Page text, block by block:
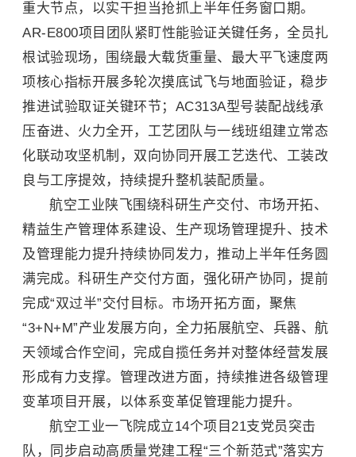
重大节点，以实干担当抢抓上半年任务窗口期。
AR-E800项目团队紧盯性能验证关键任务，全员扎
根试验现场，围绕最大载货重量、最大平飞速度两
项核心指标开展多轮次摸底试飞与地面验证，稳步
推进试验取证关键环节；AC313A型号装配战线承
压奋进、火力全开，工艺团队与一线班组建立常态
化联动攻坚机制，双向协同开展工艺迭代、工装改
良与工序提效，持续提升整机装配质量。
航空工业陕飞围绕科研生产交付、市场开拓、
精益生产管理体系建设、生产现场管理提升、技术
及管理能力提升持续协同发力，推动上半年任务圆
满完成。科研生产交付方面，强化研产协同，提前
完成“双过半”交付目标。市场开拓方面，聚焦
“3+N+M”产业发展方向，全力拓展航空、兵器、航
天领域合作空间，完成自揽任务并对整体经营发展
形成有力支撑。管理改进方面，持续推进各级管理
变革项目开展，以体系变革促管理能力提升。
航空工业一飞院成立14个项目21支党员突击
队，同步启动高质量党建工程“三个新范式”落实方